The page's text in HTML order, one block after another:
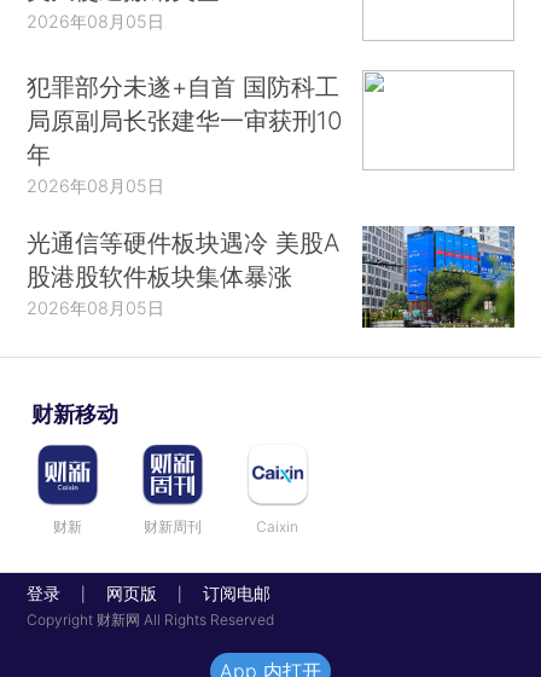
2026年08月05日
犯罪部分未遂+自首 国防科工
局原副局长张建华一审获刑10
年
2026年08月05日
光通信等硬件板块遇冷 美股A
股港股软件板块集体暴涨
2026年08月05日
财新移动
财新 财新周刊 Caixin
登录 网页版 订阅电邮
Copyright 财新网 All Rights Reserved
App 内打开